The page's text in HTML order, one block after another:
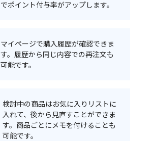
でポイント付与率がアップします。
マイページで購入履歴が確認できま
す。履歴から同じ内容での再注文も
可能です。
検討中の商品はお気に入りリストに
入れて、後から見直すことができま
す。商品ごとにメモを付けることも
可能です。